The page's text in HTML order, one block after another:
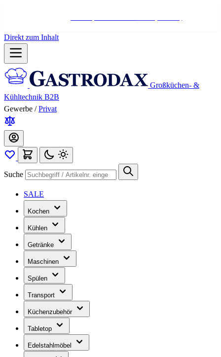
Direkt zum Inhalt
Großküchen- &
Kühltechnik B2B
Gewerbe / Privat
Suche
SALE
Kochen
Kühlen
Getränke
Maschinen
Spülen
Transport
Küchenzubehör
Tabletop
Edelstahlmöbel